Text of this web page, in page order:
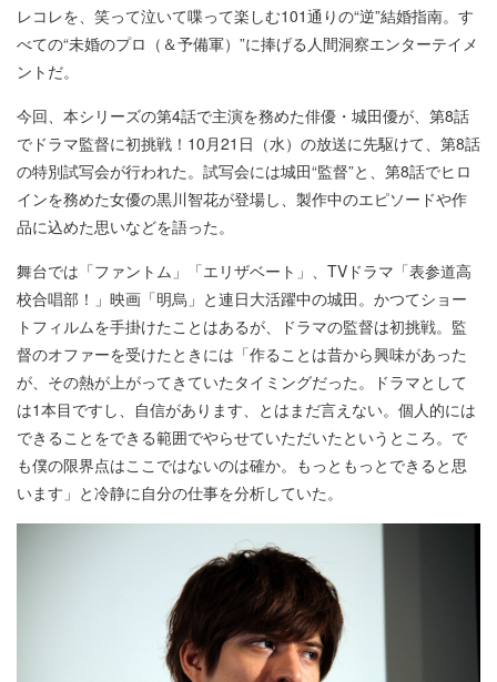
レコレを、笑って泣いて喋って楽しむ101通りの“逆”結婚指南。す
べての“未婚のプロ（＆予備軍）”に捧げる人間洞察エンターテイメ
ントだ。
今回、本シリーズの第4話で主演を務めた俳優・城田優が、第8話
でドラマ監督に初挑戦！10月21日（水）の放送に先駆けて、第8話
の特別試写会が行われた。試写会には城田“監督”と、第8話でヒロ
インを務めた女優の黒川智花が登場し、製作中のエピソードや作
品に込めた思いなどを語った。
舞台では「ファントム」「エリザベート」、TVドラマ「表参道高
校合唱部！」映画「明烏」と連日大活躍中の城田。かつてショー
トフィルムを手掛けたことはあるが、ドラマの監督は初挑戦。監
督のオファーを受けたときには「作ることは昔から興味があった
が、その熱が上がってきていたタイミングだった。ドラマとして
は1本目ですし、自信があります、とはまだ言えない。個人的には
できることをできる範囲でやらせていただいたというところ。で
も僕の限界点はここではないのは確か。もっともっとできると思
います」と冷静に自分の仕事を分析していた。